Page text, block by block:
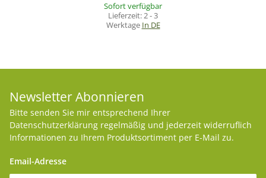
Sofort verfügbar
Lieferzeit:2 - 3
Werktage In DE
Newsletter Abonnieren
Bitte senden Sie mir entsprechend Ihrer
Datenschutzerklärung regelmäßig und jederzeit widerruflich
Informationen zu Ihrem Produktsortiment per E-Mail zu.
Email-Adresse